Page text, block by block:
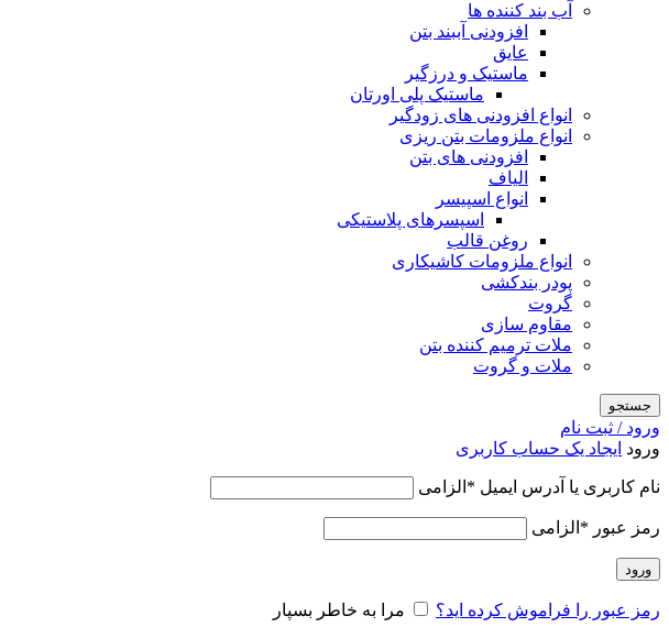
آب بند کننده ها
افزودنی آببند بتن
عایق
ماستیک و درزگیر
ماستیک پلی اورتان
انواع افزودنی های زودگیر
انواع ملزومات بتن ریزی
افزودنی های بتن
الیاف
انواع اسپیسر
اسپسرهای پلاستیکی
روغن قالب
انواع ملزومات کاشیکاری
پودر بندکشی
گروت
مقاوم سازی
ملات ترمیم کننده بتن
ملات و گروت
جستجو
ورود / ثبت نام
ورود ایجاد یک حساب کاربری
نام کاربری یا آدرس ایمیل * الزامی
رمز عبور * الزامی
ورود
رمز عبور را فراموش کرده اید؟ مرا به خاطر بسپار